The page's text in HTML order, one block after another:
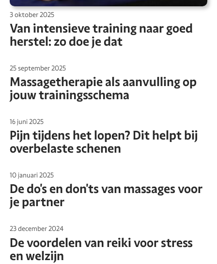
3 oktober 2025
Van intensieve training naar goed
herstel: zo doe je dat
25 september 2025
Massagetherapie als aanvulling op
jouw trainingsschema
16 juni 2025
Pijn tijdens het lopen? Dit helpt bij
overbelaste schenen
10 januari 2025
De do's en don'ts van massages voor
je partner
23 december 2024
De voordelen van reiki voor stress
en welzijn